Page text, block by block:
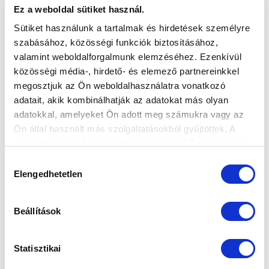
Ez a weboldal sütiket használ.
Sütiket használunk a tartalmak és hirdetések személyre
szabásához, közösségi funkciók biztosításához,
valamint weboldalforgalmunk elemzéséhez. Ezenkívül
közösségi média-, hirdető- és elemező partnereinkkel
megosztjuk az Ön weboldalhasználatra vonatkozó
adatait, akik kombinálhatják az adatokat más olyan
adatokkal, amelyeket Ön adott meg számukra vagy az
Ön által használt más szolgáltatásokból gyűjtöttek. A
kiválasztása
Elengedhetetlen
Beállítások
Statisztikai
belvárosában, az Új Hidegkuti Nándor Stadion
egyik páholyában, vagy a lelátós szektorok
belsős catering cég segítségével
saját food